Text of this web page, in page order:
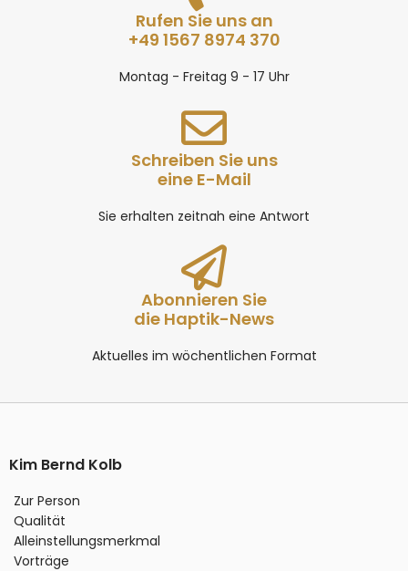
Rufen Sie uns an
+49 1567 8974 370
Montag - Freitag 9 - 17 Uhr
Schreiben Sie uns
eine E-Mail
Sie erhalten zeitnah eine Antwort
Abonnieren Sie
die Haptik-News
Aktuelles im wöchentlichen Format
Kim Bernd Kolb
Zur Person
Qualität
Alleinstellungsmerkmal
Vorträge